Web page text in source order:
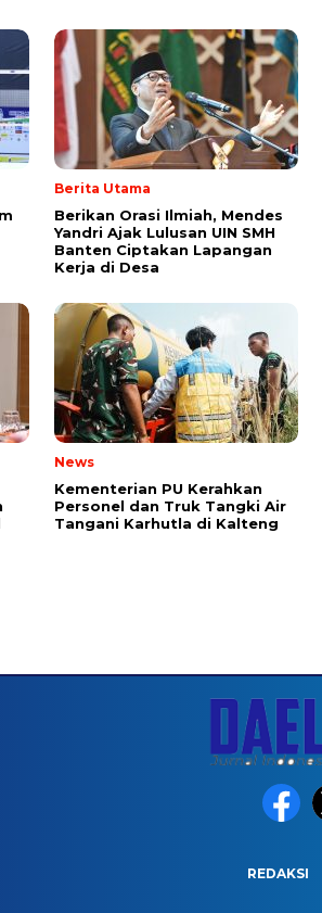
Berita Utama
Berikan Orasi Ilmiah, Mendes
Yandri Ajak Lulusan UIN SMH
Banten Ciptakan Lapangan
Kerja di Desa
News
Kementerian PU Kerahkan
Personel dan Truk Tangki Air
Tangani Karhutla di Kalteng
REDAKSI